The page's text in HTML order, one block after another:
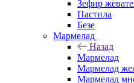
Зефир
Пастила
Безе
Мармелад
Назад
Мармелад
Мармелад
Мармелад